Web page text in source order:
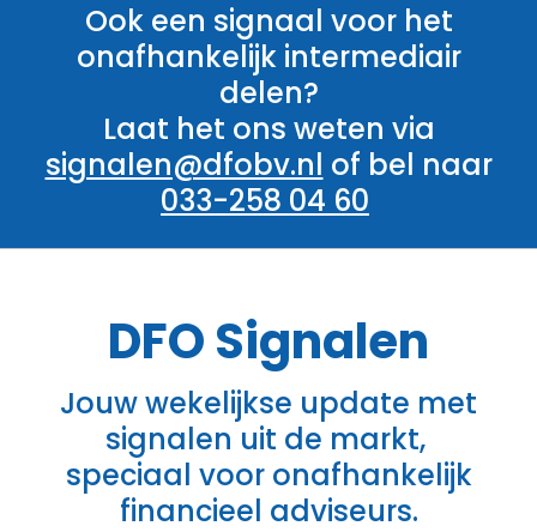
Ook een signaal voor het
onafhankelijk intermediair
delen?
Laat het ons weten via
signalen@dfobv.nl of bel naar
033-258 04 60
DFOSignalen
Jouw wekelijkse update met
signalen uit de markt,
speciaal voor onafhankelijk
financieel adviseurs.